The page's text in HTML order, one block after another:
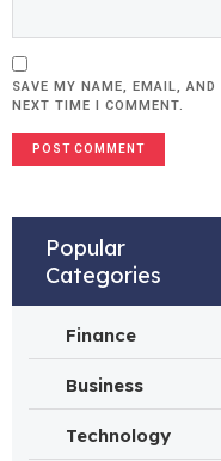
SAVE MY NAME, EMAIL,
NEXT TIME I COMMENT.
Popular
Categories
Finance
Business
Technology